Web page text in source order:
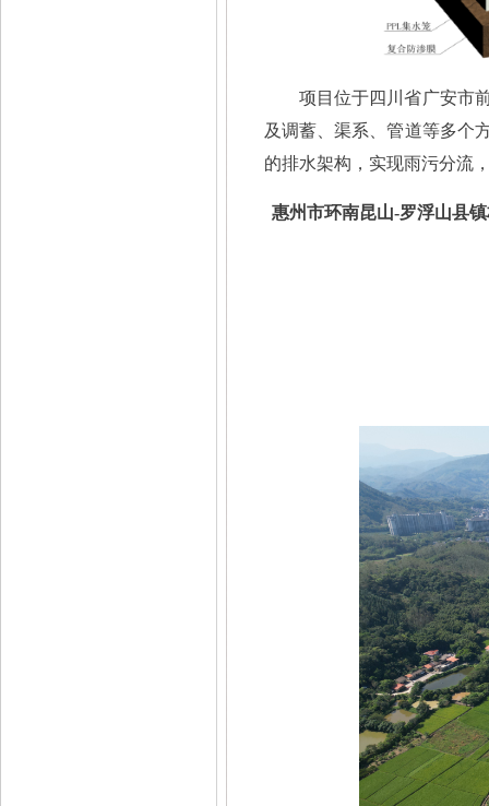
项目位于四川省广安市
及调蓄、渠系、管道等多个
的排水架构，实现雨污分流
惠州市环南昆山-罗浮山县